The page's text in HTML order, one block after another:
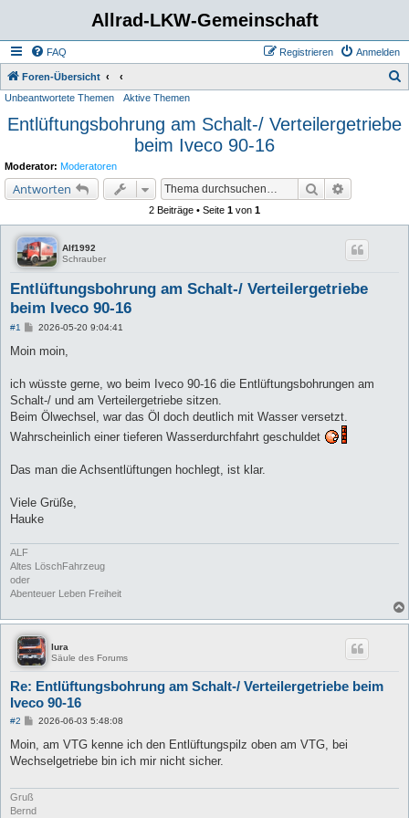
Allrad-LKW-Gemeinschaft
FAQ Anmelden
Registrieren
Foren-Übersicht
Unbeantwortete Themen Aktive Themen
Entlüftungsbohrung am Schalt-/ Verteilergetriebe
beim Iveco 90-16
Moderator: Moderatoren
Antworten Suche
2 Beiträge • Seite 1 von 1
Alf1992
Schrauber
Entlüftungsbohrung am Schalt-/ Verteilergetriebe
beim Iveco 90-16
#1
B
i
a
2026-05-20 9:04:41
Moin moin,
ich wüsste gerne, wo beim Iveco 90-16 die Entlüftungsbohrungen am
Schalt-/ und am Verteilergetriebe sitzen.
Beim Ölwechsel, war das Öl doch deutlich mit Wasser versetzt.
Wahrscheinlich einer tieferen Wasserdurchfahrt geschuldet
Das man die Achsentlüftungen hochlegt, ist klar.
Viele Grüße,
Hauke
ALF
Altes LöschFahrzeug
oder
Abenteuer Leben Freiheit
lura
Säule des Forums
Re: Entlüftungsbohrung am Schalt-/ Verteilergetriebe beim
Iveco 90-16
#2
B
i
t
r
2026-06-03 5:48:08
Moin, am VTG kenne ich den Entlüftungspilz oben am VTG, bei
Wechselgetriebe bin ich mir nicht sicher.
Gruß
Bernd